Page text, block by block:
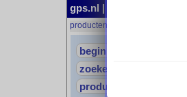
gps.nl |
producten
begin
zoeken
producten